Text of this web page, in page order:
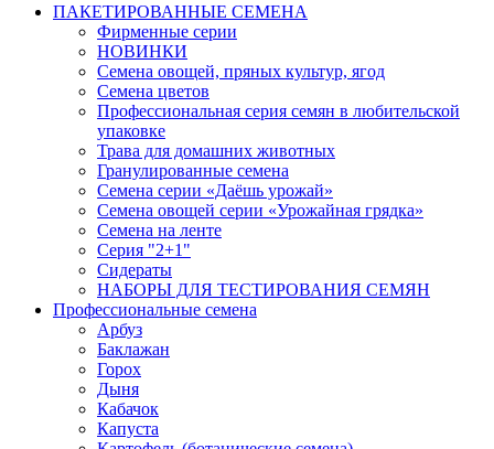
ПАКЕТИРОВАННЫЕ СЕМЕНА
Фирменные серии
НОВИНКИ
Семена овощей, пряных культур, ягод
Семена цветов
Профессиональная серия семян в любительской
упаковке
Трава для домашних животных
Гранулированные семена
Семена серии «Даёшь урожай»
Семена овощей серии «Урожайная грядка»
Семена на ленте
Серия "2+1"
Сидераты
НАБОРЫ ДЛЯ ТЕСТИРОВАНИЯ СЕМЯН
Профессиональные семена
Арбуз
Баклажан
Горох
Дыня
Кабачок
Капуста